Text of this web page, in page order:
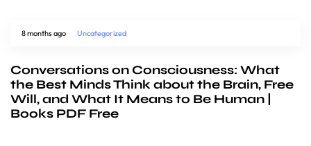
8 months ago Uncategorized
Conversations on Consciousness: What
the Best Minds Think about the Brain, Free
Will, and What It Means to Be Human |
Books PDF Free